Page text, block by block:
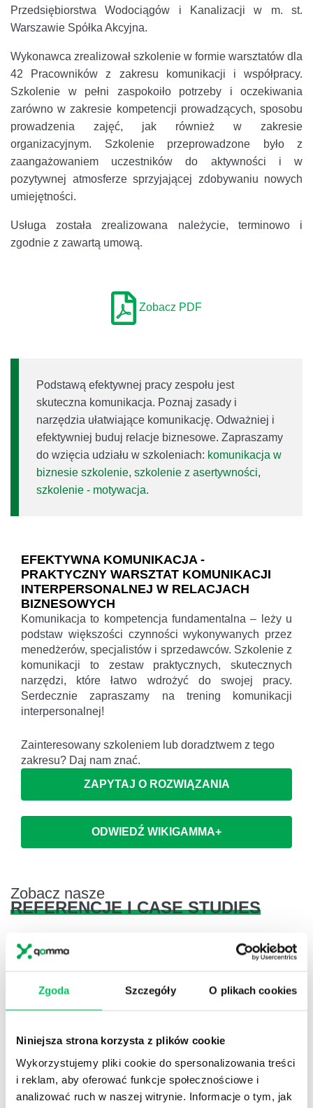
Zgoda Szczegóły O plikach cookies
Niniejsza strona korzysta z plików cookie
Wykorzystujemy pliki cookie do spersonalizowania treści
i reklam, aby oferować funkcje społecznościowe i
analizować ruch w naszej witrynie. Informacje o tym, jak
Przedsiębiorstwa Wodociągów i Kanalizacji w m. st.
Warszawie Spółka Akcyjna.
Wykonawca zrealizował szkolenie w formie warsztatów dla
42 Pracowników z zakresu komunikacji i współpracy.
Szkolenie w pełni zaspokoiło potrzeby i oczekiwania
zarówno w zakresie kompetencji prowadzących, sposobu
prowadzenia zajęć, jak również w zakresie
organizacyjnym. Szkolenie przeprowadzone było z
zaangażowaniem uczestników do aktywności i w
pozytywnej atmosferze sprzyjającej zdobywaniu nowych
umiejętności.
Usługa została zrealizowana należycie, terminowo i
zgodnie z zawartą umową.
Zobacz PDF
Podstawą efektywnej pracy zespołu jest
skuteczna komunikacja. Poznaj zasady i
narzędzia ułatwiające komunikację. Odważniej i
efektywniej buduj relacje biznesowe. Zapraszamy
do wzięcia udziału w szkoleniach: komunikacja w
biznesie szkolenie, szkolenie z asertywności,
szkolenie - motywacja.
EFEKTYWNA KOMUNIKACJA -
PRAKTYCZNY WARSZTAT KOMUNIKACJI
INTERPERSONALNEJ W RELACJACH
BIZNESOWYCH
Komunikacja to kompetencja fundamentalna – leży u
podstaw większości czynności wykonywanych przez
menedżerów, specjalistów i sprzedawców. Szkolenie z
komunikacji to zestaw praktycznych, skutecznych
narzędzi, które łatwo wdrożyć do swojej pracy.
Serdecznie zapraszamy na trening komunikacji
interpersonalnej!
Zainteresowany szkoleniem lub doradztwem z tego
zakresu? Daj nam znać.
ZAPYTAJ O ROZWIĄZANIA
ODWIEDŹ WIKIGAMMA+
Zobacz nasze
REFERENCJE I CASE STUDIES
Referencje